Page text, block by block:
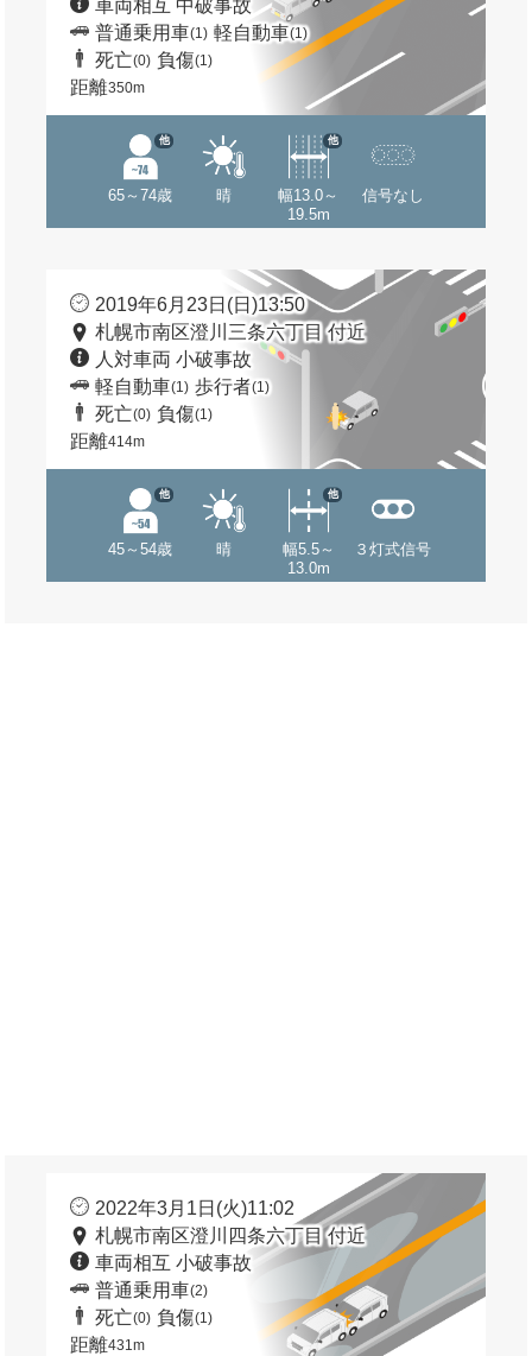
車両相互 中破事故
普通乗用車(1) 軽自動車(1)
死亡(0) 負傷(1)
距離350m
65～74歳
他
晴
幅13.0～
19.5m
他
信号なし
2019年6月23日(日)13:50
札幌市南区澄川三条六丁目 付近
人対車両 小破事故
軽自動車(1) 歩行者(1)
死亡(0) 負傷(1)
距離414m
45～54歳
他
晴
幅5.5～
13.0m
他
３灯式信号
2022年3月1日(火)11:02
札幌市南区澄川四条六丁目 付近
車両相互 小破事故
普通乗用車(2)
死亡(0) 負傷(1)
距離431m